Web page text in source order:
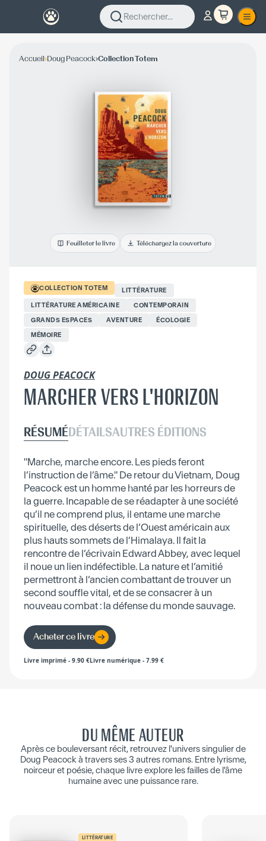
Rechercher...
Accueil›Doug Peacock›Collection Totem
Feuilleter le livre Téléchargez la couverture
COLLECTION TOTEM
LITTÉRATURE
LITTÉRATURE AMÉRICAINE
CONTEMPORAIN
GRANDS ESPACES
AVENTURE
ÉCOLOGIE
MÉMOIRE
DOUG PEACOCK
MARCHER VERS L'HORIZON
RÉSUMÉDÉTAILSAUTRES ÉDITIONS
"Marche, marche encore. Les pieds feront
l’instruction de l’âme." De retour du Vietnam, Doug
Peacock est un homme hanté par les horreurs de
la guerre. Incapable de se réadapter à une société
qu’il ne comprend plus, il entame une marche
spirituelle, des déserts de l’Ouest américain aux
plus hauts sommets de l’Himalaya. Il fait la
rencontre de l’écrivain Edward Abbey, avec lequel
il noue un lien indéfectible. La nature et l’amitié
permettront à l’ancien combattant de trouver un
second souffle vital, et de se consacrer à un
nouveau combat : la défense du monde sauvage.
Acheter ce livre
Livre imprimé - 9.90 €Livre numérique - 7.99 €
DU MÊME AUTEUR
Après ce bouleversant récit, retrouvez l'univers singulier de
Doug Peacock à travers ses 3 autres romans. Entre lyrisme,
noirceur et poésie, chaque livre explore les failles de l'âme
humaine avec une puissance rare.
LITTÉRATURE